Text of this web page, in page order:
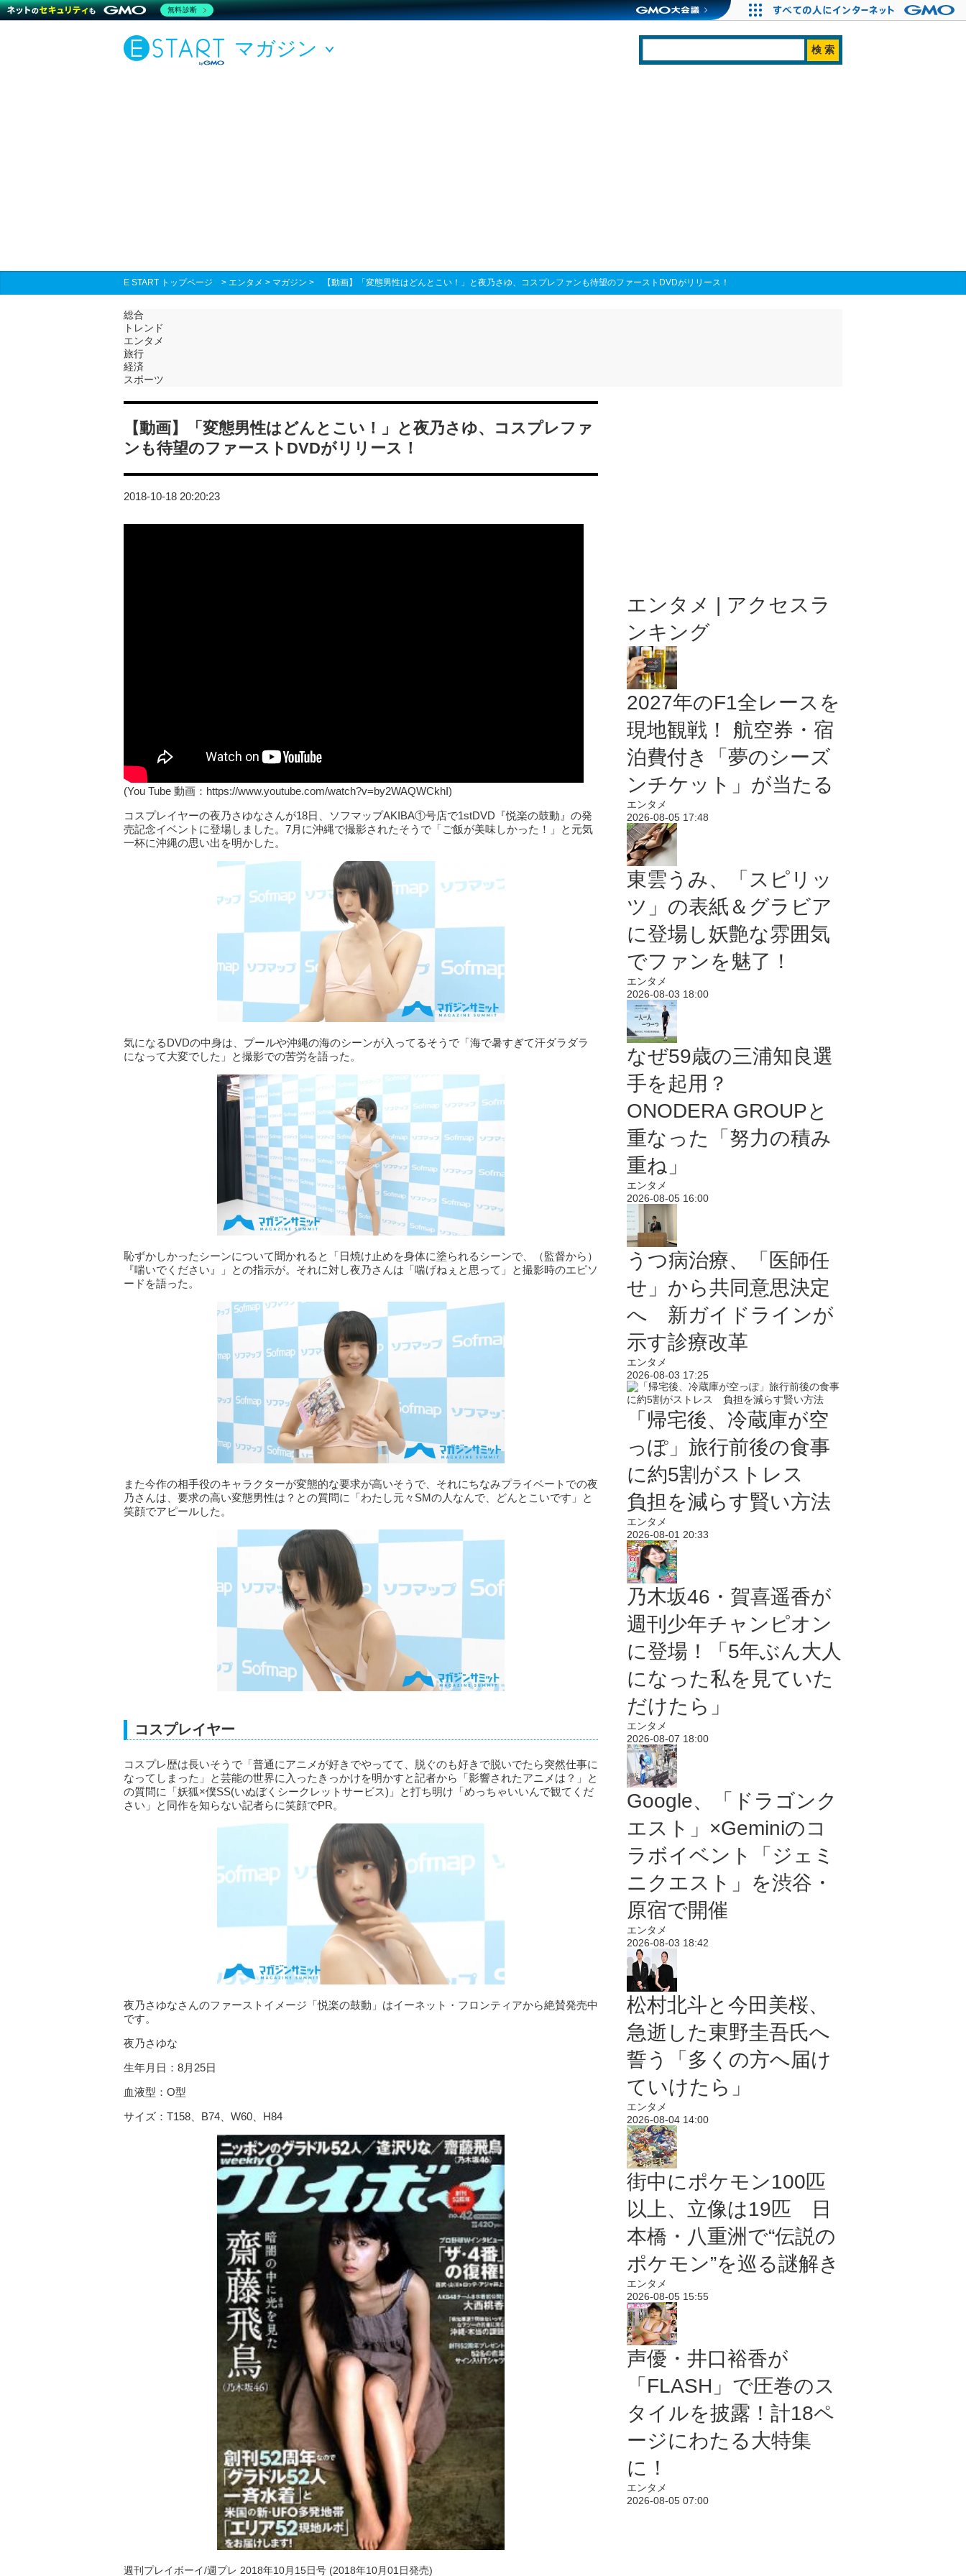
マガジン
E START トップページ > エンタメ > マガジン > 【動画】「変態男性はどんとこい！」と夜乃さゆ、コスプレファンも待望のファーストDVDがリリース！
総合
トレンド
エンタメ
旅行
経済
スポーツ
【動画】「変態男性はどんとこい！」と夜乃さゆ、コスプレファ
ンも待望のファーストDVDがリリース！
2018-10-18 20:20:23
(You Tube 動画：https://www.youtube.com/watch?v=by2WAQWCkhI)
コスプレイヤーの夜乃さゆなさんが18日、ソフマップAKIBA①号店で1stDVD『悦楽の鼓動』の発
売記念イベントに登場しました。7月に沖縄で撮影されたそうで「ご飯が美味しかった！」と元気
一杯に沖縄の思い出を明かした。
気になるDVDの中身は、プールや沖縄の海のシーンが入ってるそうで「海で暑すぎて汗ダラダラ
になって大変でした」と撮影での苦労を語った。
恥ずかしかったシーンについて聞かれると「日焼け止めを身体に塗られるシーンで、（監督から）
『喘いでください』」との指示が。それに対し夜乃さんは「喘げねぇと思って」と撮影時のエピソ
ードを語った。
また今作の相手役のキャラクターが変態的な要求が高いそうで、それにちなみプライベートでの夜
乃さんは、要求の高い変態男性は？との質問に「わたし元々SMの人なんで、どんとこいです」と
笑顔でアピールした。
コスプレイヤー
コスプレ歴は長いそうで「普通にアニメが好きでやってて、脱ぐのも好きで脱いでたら突然仕事に
なってしまった」と芸能の世界に入ったきっかけを明かすと記者から「影響されたアニメは？」と
の質問に「妖狐×僕SS(いぬぼくシークレットサービス)」と打ち明け「めっちゃいいんで観てくだ
さい」と同作を知らない記者らに笑顔でPR。
夜乃さゆなさんのファーストイメージ「悦楽の鼓動」はイーネット・フロンティアから絶賛発売中
です。
夜乃さゆな
生年月日：8月25日
血液型：O型
サイズ：T158、B74、W60、H84
週刊プレイボーイ/週プレ 2018年10月15日号 (2018年10月01日発売)
エンタメ | アクセスラ
ンキング
2027年のF1全レースを
現地観戦！ 航空券・宿
泊費付き「夢のシーズ
ンチケット」が当たる
エンタメ
2026-08-05 17:48
東雲うみ、「スピリッ
ツ」の表紙＆グラビア
に登場し妖艶な雰囲気
でファンを魅了！
エンタメ
2026-08-03 18:00
なぜ59歳の三浦知良選
手を起用？
ONODERA GROUPと
重なった「努力の積み
重ね」
エンタメ
2026-08-05 16:00
うつ病治療、「医師任
せ」から共同意思決定
へ 新ガイドラインが
示す診療改革
エンタメ
2026-08-03 17:25
「帰宅後、冷蔵庫が空
っぽ」旅行前後の食事
に約5割がストレス
負担を減らす賢い方法
エンタメ
2026-08-01 20:33
乃木坂46・賀喜遥香が
週刊少年チャンピオン
に登場！「5年ぶん大人
になった私を見ていた
だけたら」
エンタメ
2026-08-07 18:00
Google、「ドラゴンク
エスト」×Geminiのコ
ラボイベント「ジェミ
ニクエスト」を渋谷・
原宿で開催
エンタメ
2026-08-03 18:42
松村北斗と今田美桜、
急逝した東野圭吾氏へ
誓う「多くの方へ届け
ていけたら」
エンタメ
2026-08-04 14:00
街中にポケモン100匹
以上、立像は19匹 日
本橋・八重洲で“伝説の
ポケモン”を巡る謎解き
エンタメ
2026-08-05 15:55
声優・井口裕香が
「FLASH」で圧巻のス
タイルを披露！計18ペ
ージにわたる大特集
に！
エンタメ
2026-08-05 07:00
無料診断